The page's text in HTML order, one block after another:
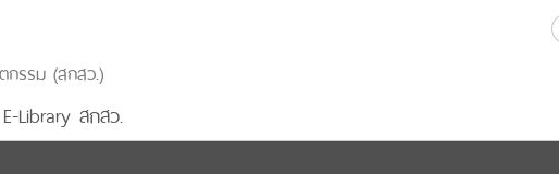
กรรม (สกสว.)
Library สกสว.